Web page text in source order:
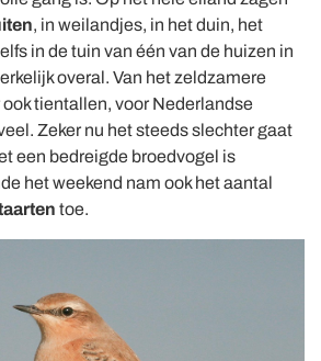
, in weilandjes, in het duin, het
in de tuin van één van de huizen in
overal. Van het zeldzamere
ook tientallen, voor Nederlandse
Zeker nu het steeds slechter gaat
een bedreigde broedvogel is
het weekend nam ook het aantal
toe.